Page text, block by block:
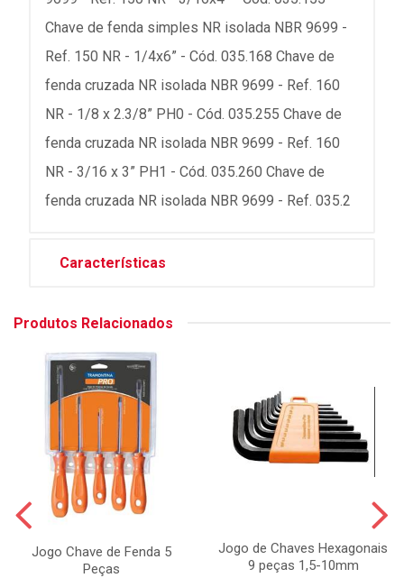
Chave de fenda simples NR isolada NBR 9699 -
Ref. 150 NR - 1/4x6” - Cód. 035.168 Chave de
fenda cruzada NR isolada NBR 9699 - Ref. 160
NR - 1/8 x 2.3/8” PH0 - Cód. 035.255 Chave de
fenda cruzada NR isolada NBR 9699 - Ref. 160
NR - 3/16 x 3” PH1 - Cód. 035.260 Chave de
fenda cruzada NR isolada NBR 9699 - Ref. 035.2
Características
Produtos Relacionados
Jogo Chave de Fenda 5
Peças
Jogo de Chaves Hexagonais
9 peças 1,5-10mm